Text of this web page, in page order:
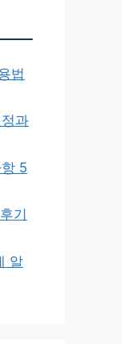
법
과
5
기
알